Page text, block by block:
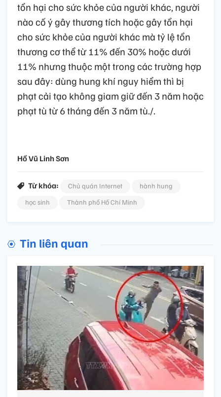
tổn hại cho sức khỏe của người khác, người
nào cố ý gây thương tích hoặc gây tổn hại
cho sức khỏe của người khác mà tỷ lệ tổn
thương cơ thể từ 11% đến 30% hoặc dưới
11% nhưng thuộc một trong các trường hợp
sau đây: dùng hung khí nguy hiểm thì bị
phạt cải tạo không giam giữ đến 3 năm hoặc
phạt tù từ 6 tháng đến 3 năm tù./.
Hồ Vũ Linh Sơn
Từ khóa: Chủ quán Internet
hành hung
học sinh
Thành phố Hồ Chí Minh
Tin liên quan